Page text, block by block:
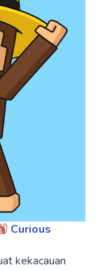
Curious
kekacauan